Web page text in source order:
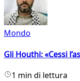
Mondo
Gli Houthi: «Cessi
1 min di lettura